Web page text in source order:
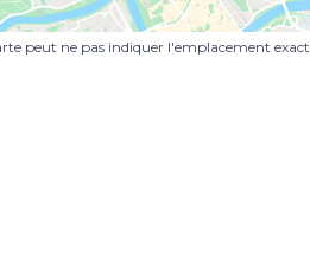
peut ne pas indiquer l'emplacement exact